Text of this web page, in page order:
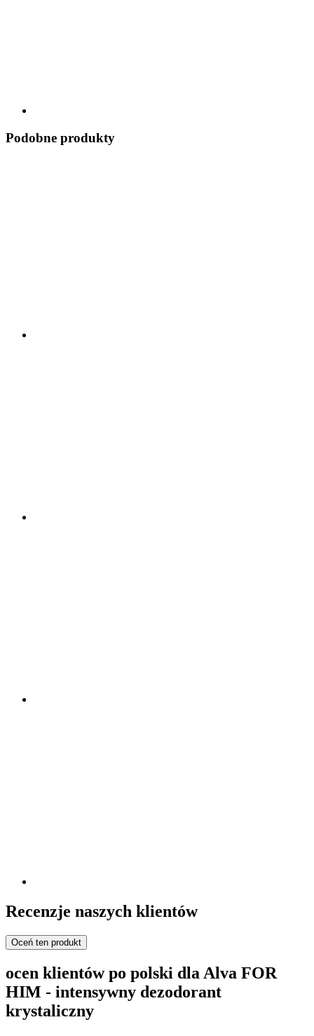
Podobne produkty
Recenzje naszych klientów
Oceń ten produkt
ocen klientów po polski dla Alva FOR
HIM - intensywny dezodorant
krystaliczny